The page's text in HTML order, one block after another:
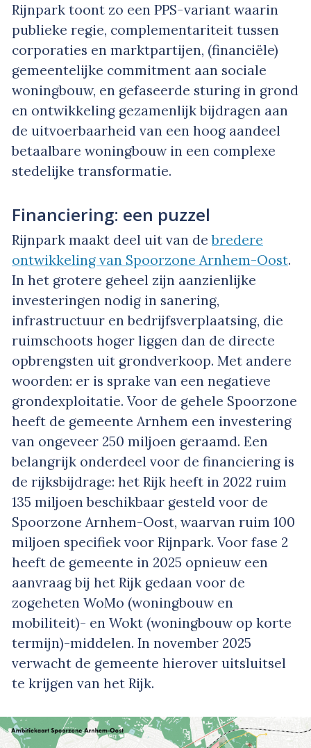
Rijnpark toont zo een PPS-variant waarin
publieke regie, complementariteit tussen
corporaties en marktpartijen, (financiële)
gemeentelijke commitment aan sociale
woningbouw, en gefaseerde sturing in grond
en ontwikkeling gezamenlijk bijdragen aan
de uitvoerbaarheid van een hoog aandeel
betaalbare woningbouw in een complexe
stedelijke transformatie.
Financiering: een puzzel
Rijnpark maakt deel uit van debredere
ontwikkeling van Spoorzone Arnhem-Oost.
In het grotere geheel zijn aanzienlijke
investeringen nodig in sanering,
infrastructuur en bedrijfsverplaatsing, die
ruimschoots hoger liggen dan de directe
opbrengsten uit grondverkoop. Met andere
woorden: er is sprake van een negatieve
grondexploitatie. Voor de gehele Spoorzone
heeft de gemeente Arnhem een investering
van ongeveer 250 miljoen geraamd. Een
belangrijk onderdeel voor de financiering is
de rijksbijdrage: het Rijk heeft in 2022 ruim
135 miljoen beschikbaar gesteld voor de
Spoorzone Arnhem-Oost, waarvan ruim 100
miljoen specifiek voor Rijnpark. Voor fase 2
heeft de gemeente in 2025 opnieuw een
aanvraag bij het Rijk gedaan voor de
zogeheten WoMo (woningbouw en
mobiliteit)- en Wokt (woningbouw op korte
termijn)-middelen. In november 2025
verwacht de gemeente hierover uitsluitsel
te krijgen van het Rijk.